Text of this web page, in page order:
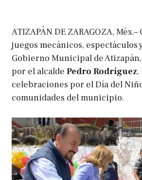
ATIZAPÁN DE ZARAGOZA,
juegos mecánicos, espectáculos
Gobierno Municipal de
por el alcalde Pedro Rodríguez,
celebraciones por el Día del
comunidades del municipio.